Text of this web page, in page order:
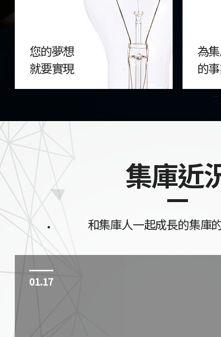
您的夢想
就要實現
為
的
集庫近
和集庫人一起成長的集庫
01.17